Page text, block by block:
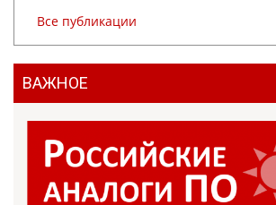
Все публикации
ВАЖНОЕ